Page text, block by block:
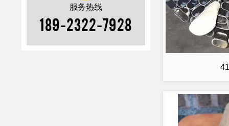
服务热线
189-2322-7928